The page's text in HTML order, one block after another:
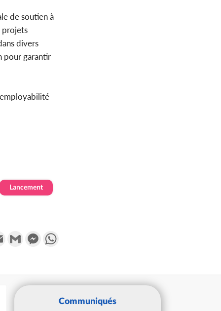
de soutien à
projets
divers
pour garantir
Lancement
Email Gmail Messenger
Communiqués